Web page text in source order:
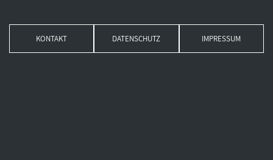
KONTAKT DATENSCHUTZ IMPRESSUM